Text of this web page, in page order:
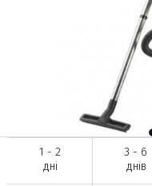
1 - 2
дні
3 - 6
днів